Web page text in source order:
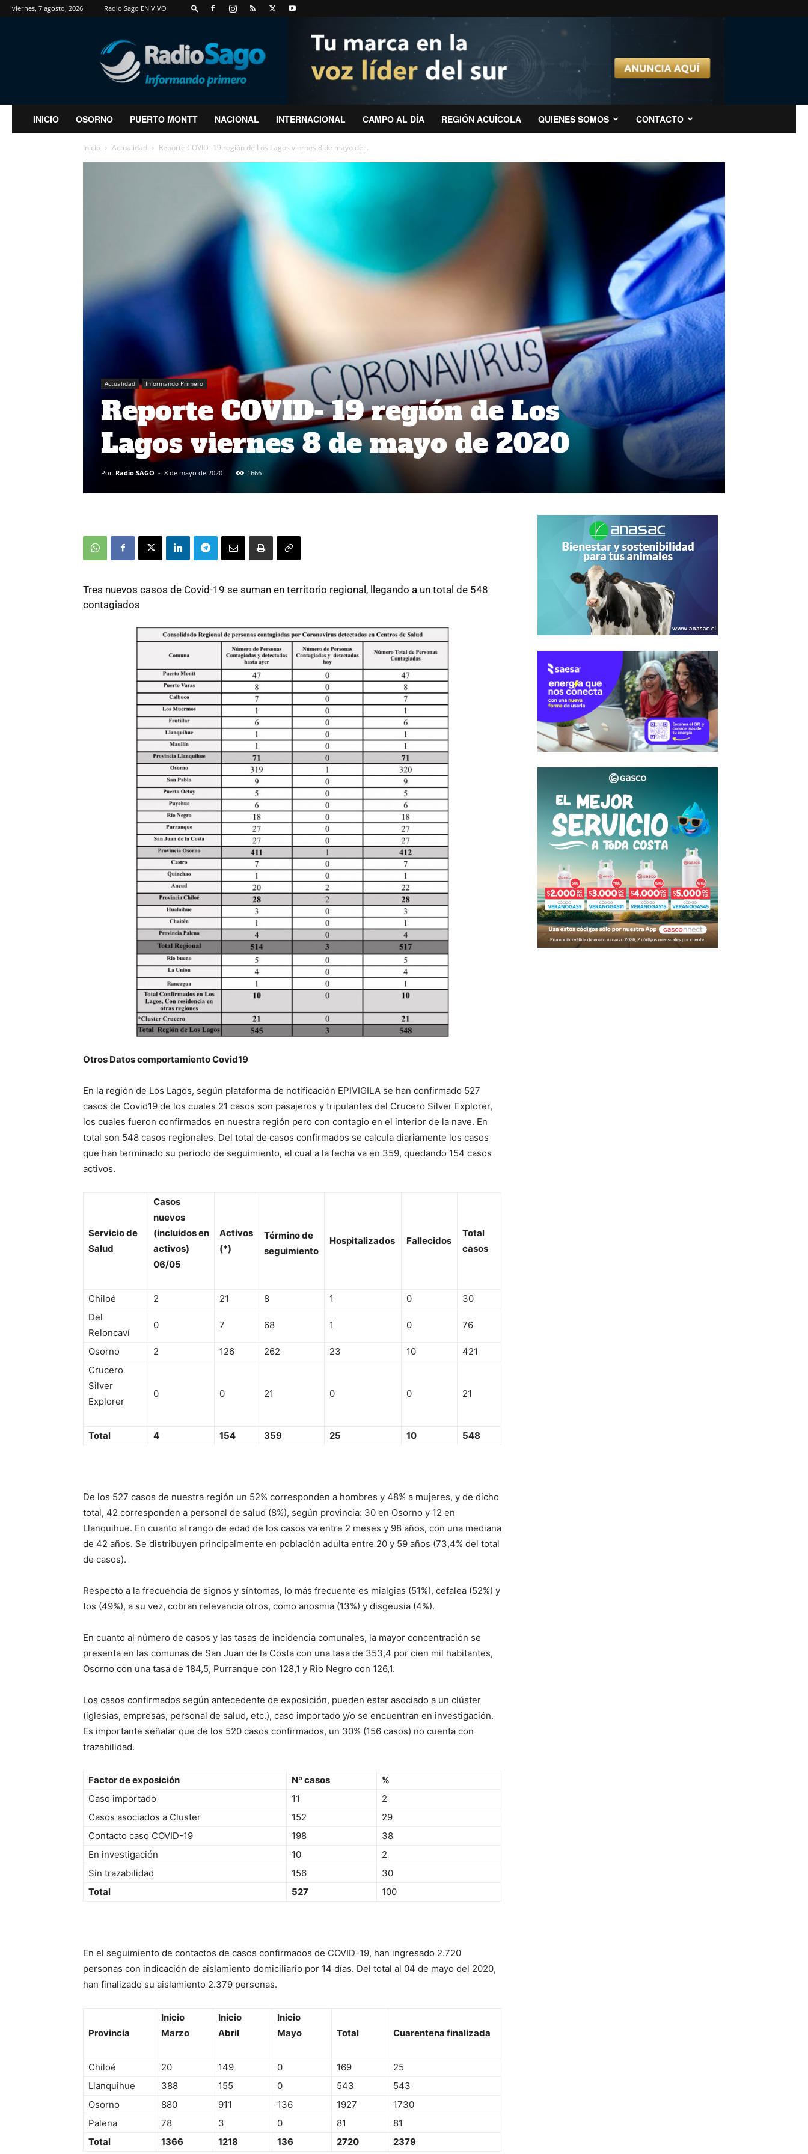
viernes, 7 agosto, 2026 Radio Sago EN VIVO
RadioSago
INICIO OSORNO PUERTO MONTT NACIONAL INTERNACIONAL CAMPO AL DÍA REGIÓN ACUÍCOLA QUIENES SOMOS CONTACTO
Inicio Actualidad Reporte COVID- 19 región de Los Lagos viernes 8 de mayo de...
Actualidad Informando Primero
Reporte COVID- 19 región de Los
Lagos viernes 8 de mayo de 2020
Por Radio SAGO - 8 de mayo de 2020 1666
Tres nuevos casos de Covid-19 se suman en territorio regional, llegando a un total de 548
contagiados
Otros Datos comportamiento Covid19
En la región de Los Lagos, según plataforma de notificación EPIVIGILA se han confirmado 527
casos de Covid19 de los cuales 21 casos son pasajeros y tripulantes del Crucero Silver Explorer,
los cuales fueron confirmados en nuestra región pero con contagio en el interior de la nave. En
total son 548 casos regionales. Del total de casos confirmados se calcula diariamente los casos
que han terminado su periodo de seguimiento, el cual a la fecha va en 359, quedando 154 casos
activos.
Servicio de
Salud
Casos
nuevos
(incluidos en
activos)
06/05
Activos
(*)
Término de
seguimiento
Hospitalizados Fallecidos
Total
casos
Chiloé 2 21 8 1 0
30
Del
Reloncaví
0 7 68 1 0 76
Osorno 2 126 262 23 10
421
Crucero
Silver
Explorer
0 0 21 0 0 21
Total 4 154 359 25 10 548
De los 527 casos de nuestra región un 52% corresponden a hombres y 48% a mujeres, y de dicho
total, 42 corresponden a personal de salud (8%), según provincia: 30 en Osorno y 12 en
Llanquihue. En cuanto al rango de edad de los casos va entre 2 meses y 98 años, con una mediana
de 42 años. Se distribuyen principalmente en población adulta entre 20 y 59 años (73,4% del total
de casos).
Respecto a la frecuencia de signos y síntomas, lo más frecuente es mialgias (51%), cefalea (52%) y
tos (49%), a su vez, cobran relevancia otros, como anosmia (13%) y disgeusia (4%).
En cuanto al número de casos y las tasas de incidencia comunales, la mayor concentración se
presenta en las comunas de San Juan de la Costa con una tasa de 353,4 por cien mil habitantes,
Osorno con una tasa de 184,5, Purranque con 128,1 y Rio Negro con 126,1.
Los casos confirmados según antecedente de exposición, pueden estar asociado a un clúster
(iglesias, empresas, personal de salud, etc.), caso importado y/o se encuentran en investigación.
Es importante señalar que de los 520 casos confirmados, un 30% (156 casos) no cuenta con
trazabilidad.
Factor de exposición Nº casos
%
Caso importado
11
2
Casos asociados a Cluster
152
29
Contacto caso COVID-19
198
38
En investigación
10
2
Sin trazabilidad
156
30
Total
527 100
En el seguimiento de contactos de casos confirmados de COVID-19, han ingresado 2.720
personas con indicación de aislamiento domiciliario por 14 días. Del total al 04 de mayo del 2020,
han finalizado su aislamiento 2.379 personas.
Provincia
Inicio
Marzo
Inicio
Abril
Inicio
Mayo
Total Cuarentena finalizada
Chiloé 20 149 0 169
25
Llanquihue
388 155 0 543
543
Osorno
880 911 136 1927
1730
Palena
78 3 0 81
81
Total
1366 1218 136 2720 2379